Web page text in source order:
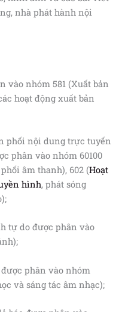
nhà phát hành nội
vào nhóm 581 (Xuất bản
hoạt động xuất bản
phối nội dung trực tuyến
phân vào nhóm 60100
âm thanh), 602 (Hoạt
hình, phát sóng
tự do được phân vào
phân vào nhóm
và sáng tác âm nhạc);